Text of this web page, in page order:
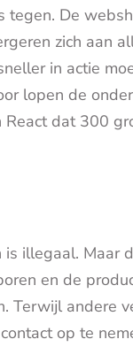
tegen. De
zich aan
in actie
lopen de
React dat 300
illegaal. Maar
en de
Terwijl andere
op te